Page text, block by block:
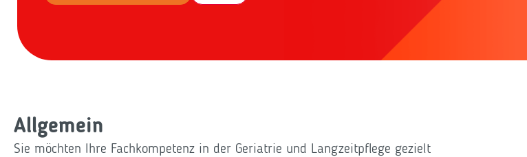
Allgemein
Sie möchten Ihre Fachkompetenz in der Geriatrie und Langzeitpflege gezielt